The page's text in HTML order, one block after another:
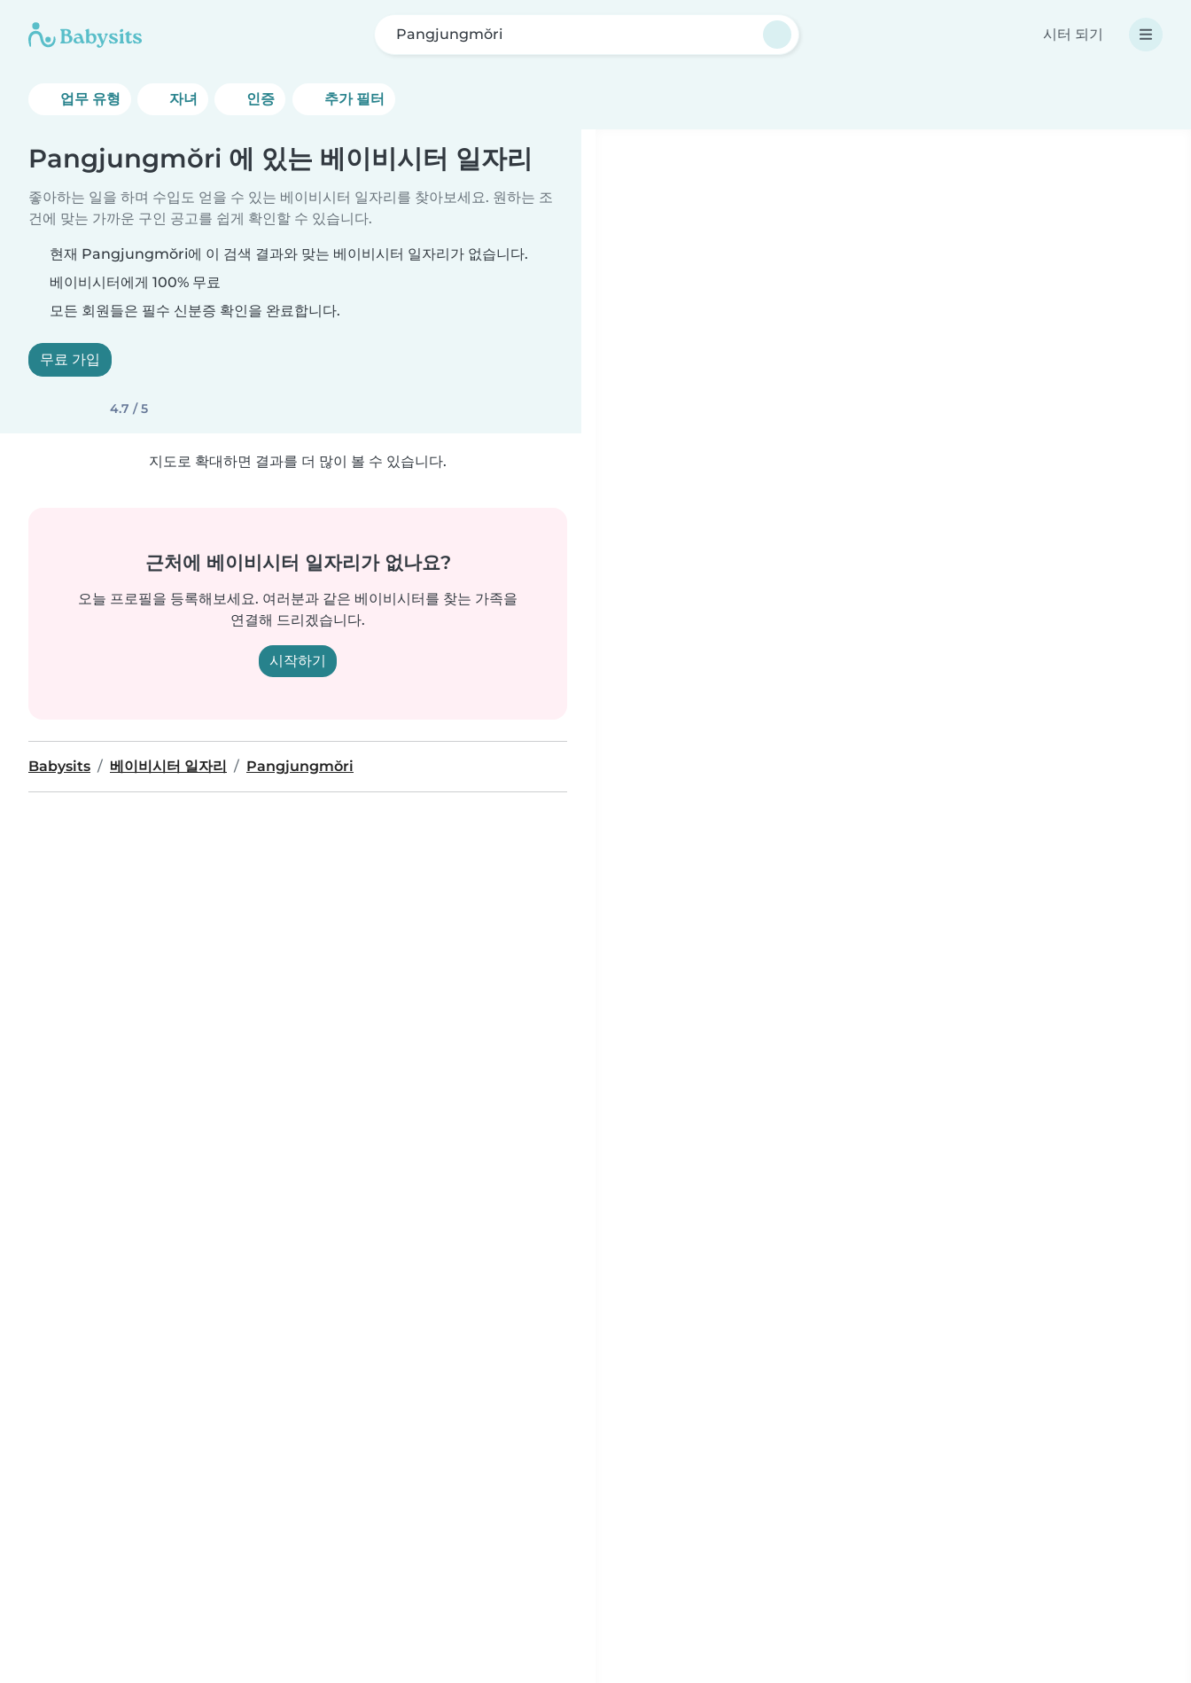
Pangjungmŏri 시터 되기
업무 유형 자녀 인증 추가 필터
Pangjungmŏri 에 있는 베이비시터 일자리
좋아하는 일을 하며 수입도 얻을 수 있는 베이비시터 일자리를 찾아보세요. 원하는 조
건에 맞는 가까운 구인 공고를 쉽게 확인할 수 있습니다.
현재 Pangjungmŏri에 이 검색 결과와 맞는 베이비시터 일자리가 없습니다.
베이비시터에게 100% 무료
모든 회원들은 필수 신분증 확인을 완료합니다.
무료 가입
4.7 / 5
지도로 확대하면 결과를 더 많이 볼 수 있습니다.
근처에 베이비시터 일자리가 없나요?
오늘 프로필을 등록해보세요. 여러분과 같은 베이비시터를 찾는 가족을
연결해 드리겠습니다.
시작하기
Babysits 베이비시터 일자리 Pangjungmŏri